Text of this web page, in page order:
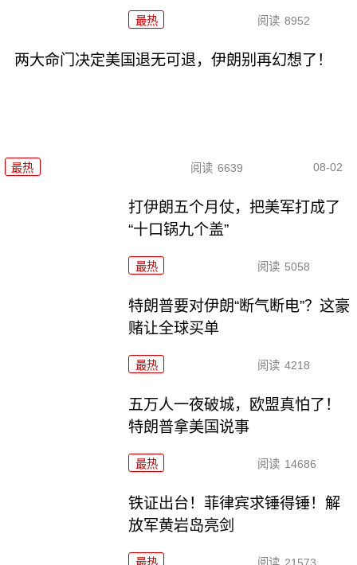
最热 阅读 8952
两大命门决定美国退无可退，伊朗别再幻想了！
最热 阅读 6639 08-02
打伊朗五个月仗，把美军打成了
“十口锅九个盖”
最热 阅读 5058
特朗普要对伊朗“断气断电”？这豪
赌让全球买单
最热 阅读 4218
五万人一夜破城，欧盟真怕了！
特朗普拿美国说事
最热 阅读 14686
铁证出台！菲律宾求锤得锤！解
放军黄岩岛亮剑